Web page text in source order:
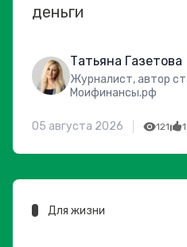
деньги
Татьяна Газетова
Журналист, автор
Моифинансы.рф
05 августа 2026 121 1
Для жизни